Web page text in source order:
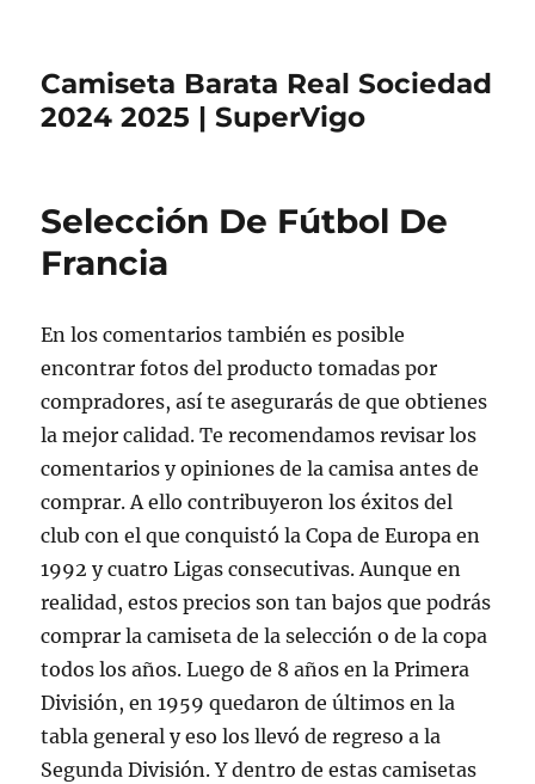
Camiseta Barata Real Sociedad
2024 2025 | SuperVigo
Selección De Fútbol De
Francia
En los comentarios también es posible
encontrar fotos del producto tomadas por
compradores, así te asegurarás de que obtienes
la mejor calidad. Te recomendamos revisar los
comentarios y opiniones de la camisa antes de
comprar. A ello contribuyeron los éxitos del
club con el que conquistó la Copa de Europa en
1992 y cuatro Ligas consecutivas. Aunque en
realidad, estos precios son tan bajos que podrás
comprar la camiseta de la selección o de la copa
todos los años. Luego de 8 años en la Primera
División, en 1959 quedaron de últimos en la
tabla general y eso los llevó de regreso a la
Segunda División. Y dentro de estas camisetas